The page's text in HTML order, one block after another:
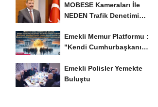
MOBESE Kameraları İle
NEDEN Trafik Denetimi
Emekli Memur Platformu :
"Kendi Cumhurbaşkanı
Emekli Polisler Yemekte
Buluştu